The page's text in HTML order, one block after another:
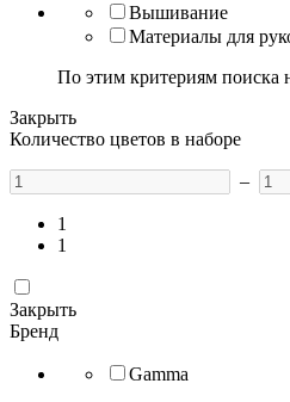
Вышивание
Материалы для
По этим критериям поиска
Закрыть
Количество цветов в наборе
–
1
1
Закрыть
Бренд
Gamma